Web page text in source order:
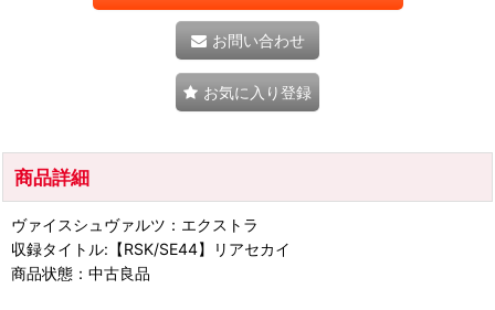
お問い合わせ
お気に入り登録
商品詳細
ヴァイスシュヴァルツ：エクストラ
収録タイトル:【RSK/SE44】リアセカイ
商品状態：中古良品